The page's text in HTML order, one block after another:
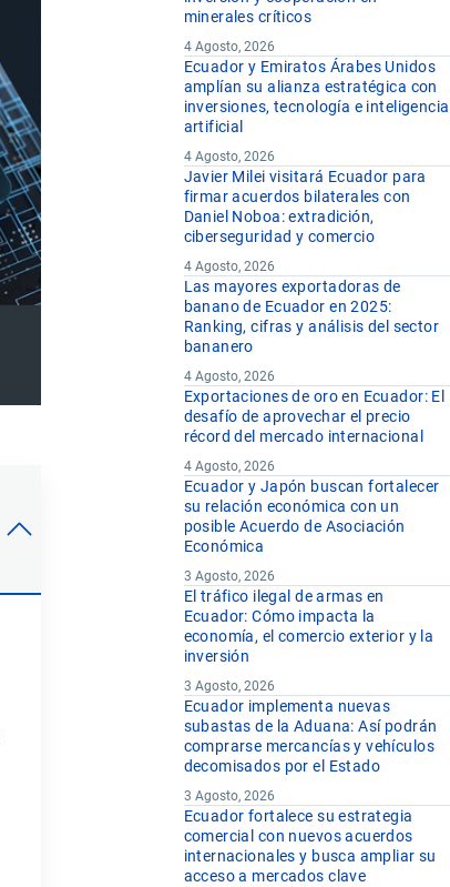
minerales críticos
4 Agosto, 2026
Ecuador y Emiratos Árabes Unidos
amplían su alianza estratégica con
inversiones, tecnología e inteligencia
artificial
4 Agosto, 2026
Javier Milei visitará Ecuador para
firmar acuerdos bilaterales con
Daniel Noboa: extradición,
ciberseguridad y comercio
4 Agosto, 2026
Las mayores exportadoras de
banano de Ecuador en 2025:
Ranking, cifras y análisis del sector
bananero
4 Agosto, 2026
Exportaciones de oro en Ecuador: El
desafío de aprovechar el precio
récord del mercado internacional
4 Agosto, 2026
Ecuador y Japón buscan fortalecer
su relación económica con un
posible Acuerdo de Asociación
Económica
3 Agosto, 2026
El tráfico ilegal de armas en
Ecuador: Cómo impacta la
economía, el comercio exterior y la
inversión
3 Agosto, 2026
Ecuador implementa nuevas
subastas de la Aduana: Así podrán
comprarse mercancías y vehículos
decomisados por el Estado
3 Agosto, 2026
Ecuador fortalece su estrategia
comercial con nuevos acuerdos
internacionales y busca ampliar su
acceso a mercados clave